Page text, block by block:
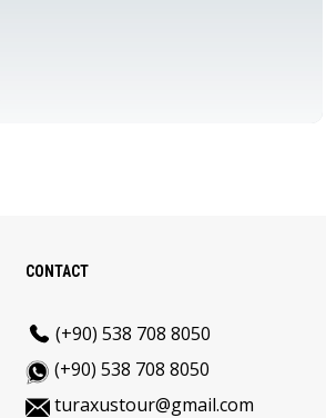
CONTACT
(+90) 538 708 8050
(+90) 538 708 8050
turaxustour@gmail.com